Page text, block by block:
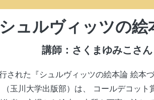
シュルヴィッツの
講師：さくまゆみこさん
された『シュルヴィッツの絵本論 絵本
玉川大学出版部）は、 コールデコット